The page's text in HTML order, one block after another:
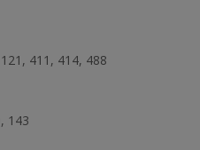
411, 414, 488
143